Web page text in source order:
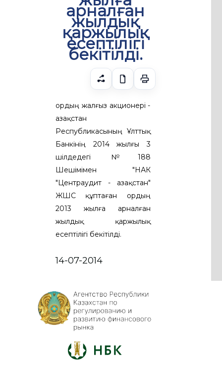
арналған
жылдық
қаржылық
есептілігі
бекітілді.
Қордың жалғыз акционері -
Қазақстан
Республикасының Ұлттық
Банкінің 2014 жылғы 3
шілдедегі №188
Шешімімен "НАК
"Центраудит - Қазақстан"
ЖШС құптаған Қордың
2013 жылға арналған
жылдық қаржылық
есептілігі бекітілді.
14-07-2014